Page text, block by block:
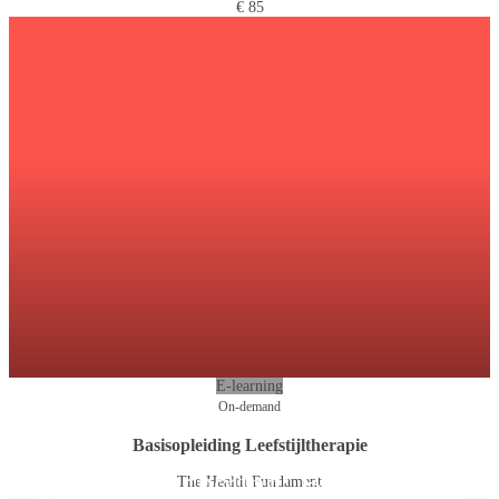
Online scholing: Sport en leefstijl
€ 85
E-learning
On-demand
Basisopleiding Leefstijltherapie
The Health Fundament
Online scholing: Burn-out: